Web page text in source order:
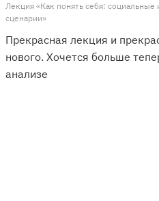
Лекция «Как понять себя: социальные
сценарии»
Прекрасная лекция и
нового. Хочется больше
анализе